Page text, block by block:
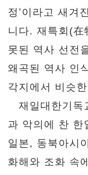
정’이라고 새겨
니다. 재특회(在
못된 역사 선전
왜곡된 역사 인
각지에서 비슷
재일대한기독
과 악의에 찬 한
일본, 동북아시
화해와 조화 속